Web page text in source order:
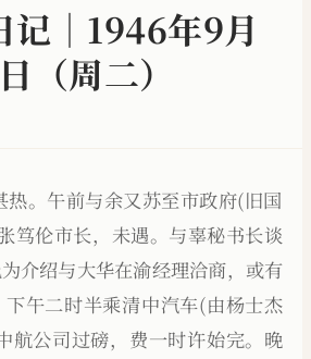
记｜1946年9月
（周二）
热。午前与余又苏至市政府(旧国
笃伦市长，未遇。与辜秘书长谈
介绍与大华在渝经理洽商，或有
午二时半乘清中汽车(由杨士杰
航公司过磅，费一时许始完。晚